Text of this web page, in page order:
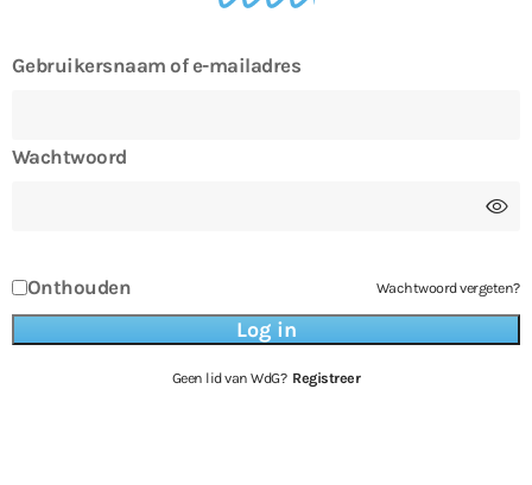
Gebruikersnaam of e-mailadres
Wachtwoord
Onthouden Wachtwoord vergeten?
Geen lid van WdG? Registreer